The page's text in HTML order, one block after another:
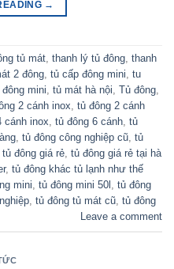
→
tủ mát, thanh lý tủ đông, thanh
2 đông, tủ cấp đông mini, tu
mini, tủ mát hà nội, Tủ đông,
2 cánh inox, tủ đông 2 cánh
cánh inox, tủ đông 6 cánh, tủ
, tủ đông công nghiệp cũ, tủ
tủ đông giá rẻ, tủ đông giá rẻ tại hà
, tủ đông khác tủ lạnh như thế
mini, tủ đông mini 50l , tủ đông
, tủ đông tủ mát cũ, tủ đông
Leave a comment